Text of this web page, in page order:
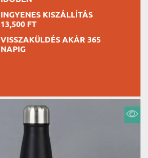
INGYENES KISZÁLLÍTÁS
13,500 FT
VISSZAKÜLDÉS AKÁR 365
NAPIG